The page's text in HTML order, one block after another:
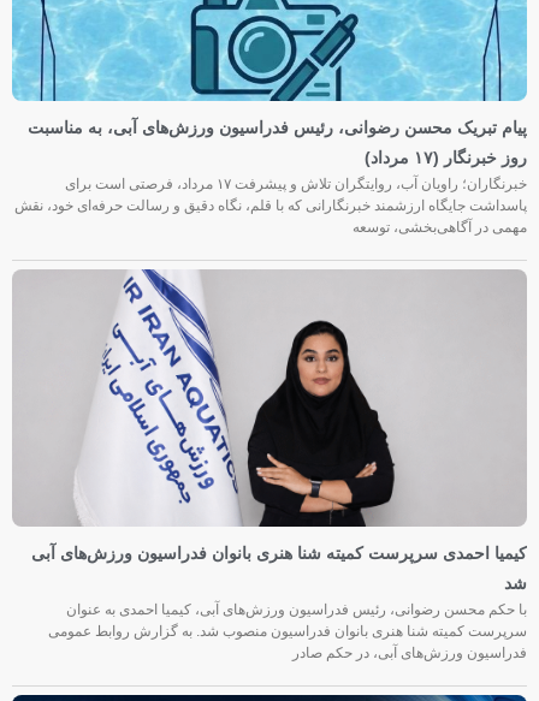
پیام تبریک محسن رضوانی، رئیس فدراسیون ورزش‌های آبی، به مناسبت
روز خبرنگار (۱۷ مرداد)
خبرنگاران؛ راویان آب، روایتگران تلاش و پیشرفت ۱۷ مرداد، فرصتی است برای
پاسداشت جایگاه ارزشمند خبرنگارانی که با قلم، نگاه دقیق و رسالت حرفه‌ای خود، نقش
مهمی در آگاهی‌بخشی، توسعه
کیمیا احمدی سرپرست کمیته شنا هنری بانوان فدراسیون ورزش‌های آبی
شد
با حکم محسن رضوانی، رئیس فدراسیون ورزش‌های آبی، کیمیا احمدی به عنوان
سرپرست کمیته شنا هنری بانوان فدراسیون منصوب شد. به گزارش روابط عمومی
فدراسیون ورزش‌های آبی، در حکم صادر